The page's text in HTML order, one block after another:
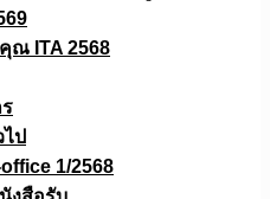
ณ ITA 2568
ป
office 1/2568